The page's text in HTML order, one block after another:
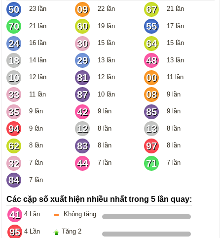
50 23 lần 09 22 lần 67 21 lần
70 21 lần 60 19 lần 55 17 lần
24 16 lần 30 15 lần 64 15 lần
18 14 lần 29 13 lần 48 13 lần
10 12 lần 81 12 lần 00 11 lần
33 11 lần 87 10 lần 08 9 lần
35 9 lần 42 9 lần 85 9 lần
94 9 lần 12 8 lần 13 8 lần
62 8 lần 83 8 lần 97 8 lần
32 7 lần 44 7 lần 71 7 lần
84 7 lần
Các cặp số xuất hiện nhiều nhất trong 5 lần quay:
41 4 Lần Không tăng
95 4 Lần Tăng 2